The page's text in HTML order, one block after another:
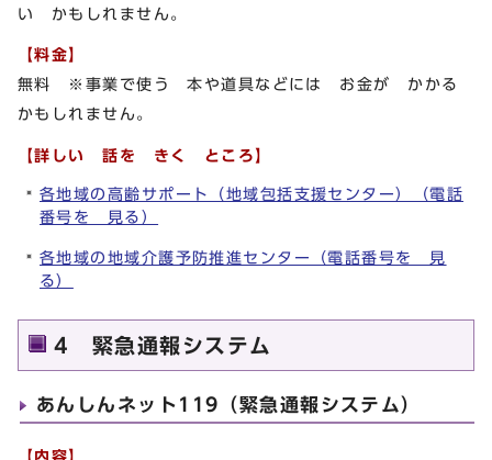
い かもしれません。
【料金】
無料 ※事業で使う 本や道具などには お金が かかる
かもしれません。
【詳しい 話を きく ところ】
各地域の高齢サポート（地域包括支援センター）（電話
番号を 見る）
各地域の地域介護予防推進センター（電話番号を 見
る）
4 緊急通報システム
あんしんネット119（緊急通報システム）
【内容】